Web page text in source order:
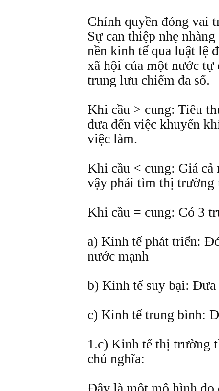
Chính quyền đóng vai
Sự can thiệp nhẹ
nền kinh tế qua luật lệ
xã hội của một nước tự
trung lưu chiếm đa số.
Khi cầu > cung: Tiêu
đưa đến việc khuyến
việc làm.
Khi cầu < cung: Giá cả
vậy phải tìm thị trường
Khi cầu = cung: Có 3
a) Kinh tế phát triển:
nước mạnh
b) Kinh tế suy bại: Đưa
c) Kinh tế trung bình:
1.c) Kinh tế thị trường
chủ nghĩa:
Đây là một mô hình do